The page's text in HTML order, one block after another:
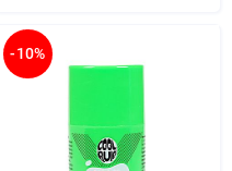
-10%